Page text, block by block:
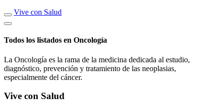
Vive con Salud
Todos los listados en Oncología
La Oncología es la rama de la medicina dedicada al estudio,
diagnóstico, prevención y tratamiento de las neoplasias,
especialmente del cáncer.
Vive con Salud